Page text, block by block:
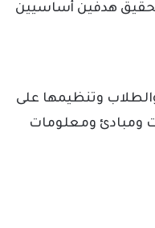
هدفين أساسيين
وتنظيمها على
ومبادئ ومعلومات